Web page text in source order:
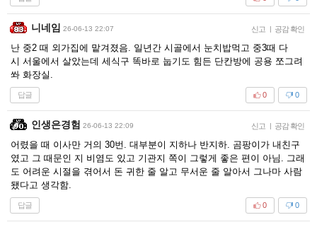
니네임 26-06-13 22:07 신고 | 공감 확인
난 중2 때 외가집에 맡겨졌음. 일년간 시골에서 눈치밥먹고 중3때 다
시 서울에서 살았는데 세식구 똑바로 눕기도 힘든 단칸방에 공용 쪼그려
쏴 화장실.
답글 0
0
인생은경험 26-06-13 22:09 신고 | 공감 확인
어렸을 때 이사만 거의 30번. 대부분이 지하나 반지하. 곰팡이가 내친구
였고 그 때문인 지 비염도 있고 기관지 쪽이 그렇게 좋은 편이 아님. 그래
도 어려운 시절을 겪어서 돈 귀한 줄 알고 무서운 줄 알아서 그나마 사람
됐다고 생각함.
답글 0
0